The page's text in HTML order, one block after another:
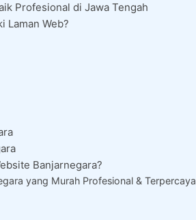
Profesional di Jawa Tengah
Laman Web?
Banjarnegara?
yang Murah Profesional & Terpercaya